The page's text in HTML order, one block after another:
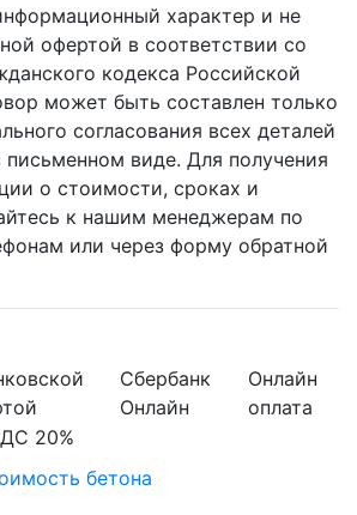
характер и не
офертой в соответствии со
кодекса Российской
может быть составлен только
согласования всех деталей
виде. Для получения
о стоимости, сроках и
к нашим менеджерам по
или через форму обратной
Сбербанк
Онлайн
Онлайн
оплата
20%
бетона